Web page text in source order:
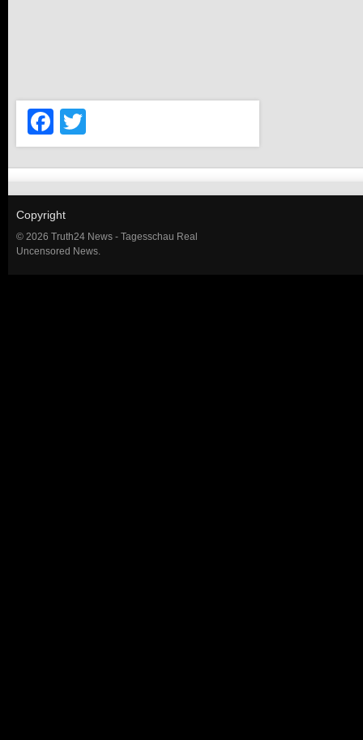
Facebook
Copyright
© 2026 Truth24 News - Tagesschau Real
Uncensored News.